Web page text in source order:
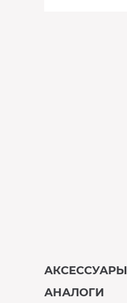
АКСЕССУАРЫ
АНАЛОГИ